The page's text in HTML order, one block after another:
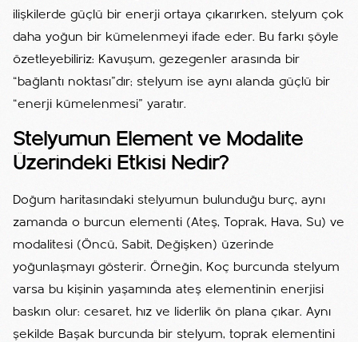
ilişkilerde güçlü bir enerji ortaya çıkarırken, stelyum çok
daha yoğun bir kümelenmeyi ifade eder. Bu farkı şöyle
özetleyebiliriz: Kavuşum, gezegenler arasında bir
“bağlantı noktası”dır; stelyum ise aynı alanda güçlü bir
“enerji kümelenmesi” yaratır.
Stelyumun Element ve Modalite
Üzerindeki Etkisi Nedir?
Doğum haritasındaki stelyumun bulunduğu burç, aynı
zamanda o burcun elementi (Ateş, Toprak, Hava, Su) ve
modalitesi (Öncü, Sabit, Değişken) üzerinde
yoğunlaşmayı gösterir. Örneğin, Koç burcunda stelyum
varsa bu kişinin yaşamında ateş elementinin enerjisi
baskın olur: cesaret, hız ve liderlik ön plana çıkar. Aynı
şekilde Başak burcunda bir stelyum, toprak elementini